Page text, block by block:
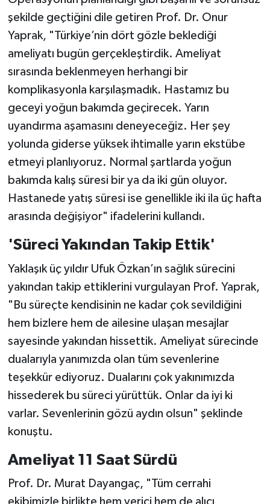
şekilde geçtiğini dile getiren Prof. Dr. Onur
Yaprak, "Türkiye’nin dört gözle beklediği
ameliyatı bugün gerçekleştirdik. Ameliyat
sırasında beklenmeyen herhangi bir
komplikasyonla karşılaşmadık. Hastamız bu
geceyi yoğun bakımda geçirecek. Yarın
uyandırma aşamasını deneyeceğiz. Her şey
yolunda giderse yüksek ihtimalle yarın ekstübe
etmeyi planlıyoruz. Normal şartlarda yoğun
bakımda kalış süresi bir ya da iki gün oluyor.
Hastanede yatış süresi ise genellikle iki ila üç hafta
arasında değişiyor" ifadelerini kullandı.
'Süreci Yakından Takip Ettik'
Yaklaşık üç yıldır Ufuk Özkan’ın sağlık sürecini
yakından takip ettiklerini vurgulayan Prof. Yaprak,
"Bu süreçte kendisinin ne kadar çok sevildiğini
hem bizlere hem de ailesine ulaşan mesajlar
sayesinde yakından hissettik. Ameliyat sürecinde
dualarıyla yanımızda olan tüm sevenlerine
teşekkür ediyoruz. Dualarını çok yakınımızda
hissederek bu süreci yürüttük. Onlar da iyi ki
varlar. Sevenlerinin gözü aydın olsun" şeklinde
konuştu.
Ameliyat 11 Saat Sürdü
Prof. Dr. Murat Dayangaç, "Tüm cerrahi